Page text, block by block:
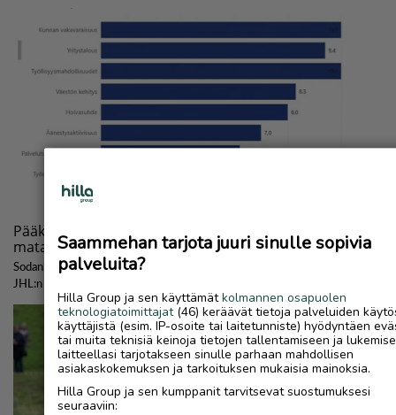
Saammehan tarjota juuri sinulle sopivia
palveluita?
Hilla Group ja sen käyttämätkolmannen osapuolen
teknologiatoimittajat(46) keräävät tietoja palveluiden
käyttäjistä (esim. IP-osoite tai laitetunniste) hyödyntäen
tai muita teknisiä keinoja tietojen tallentamiseen ja
laitteellasi tarjotakseen sinulle parhaan mahdollisen
asiakaskokemuksen ja tarkoituksen mukaisia mainoksia.
Hilla Group ja sen kumppanit tarvitsevat suostumuksesi
seuraaviin: